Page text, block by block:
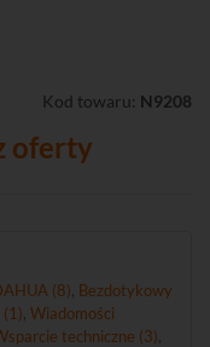
Kod towaru: N9208
oferty
(8) Bezdotykowy
Wiadomości
techniczne (3)